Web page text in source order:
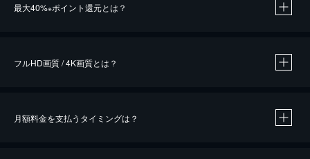
最大40%※ポイント還元とは？
※40％ポイント還元の対象は、クレジットカード決済による作品の購入 / レンタルです。
フルHD画質 / 4K画質とは？
月額料金を支払うタイミングは？